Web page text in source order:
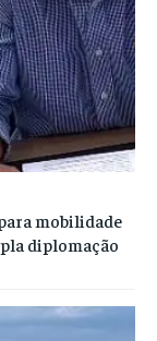
mobilidade
diplomação